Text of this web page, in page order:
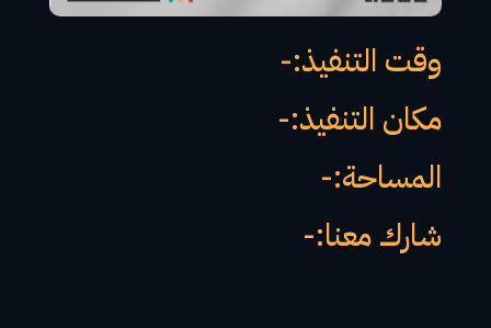
وقت التنفيذ:-
مكان التنفيذ:-
المساحة:-
شارك معنا:-